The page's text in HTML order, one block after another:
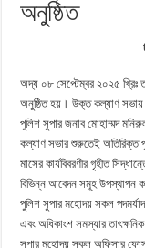
অনুষ্ঠিত
অদ্য ০৮ সেপ্টেম্বর ২০২৫ খ্রিঃ
অনুষ্ঠিত হয়। উক্ত কল্যাণ সভায়
পুলিশ সুপার জনাব মোহাম্মদ
কল্যাণ সভার শুরুতেই অতিরিক্ত
মাসের কার্যবিবরণীর গৃহীত
বিভিন্ন আবেদন সমূহ উপস্থাপন
পুলিশ সুপার মহোদয় সকল
এবং অধিকাংশ সমস্যার
সুপার মহোদয় সকল অফিসার